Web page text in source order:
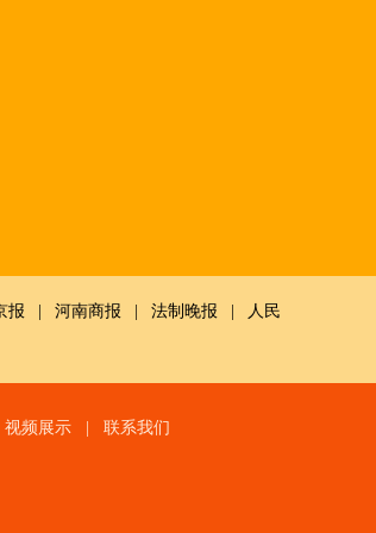
报 河南商报 法制晚报
人民
视频展示| 联系我们